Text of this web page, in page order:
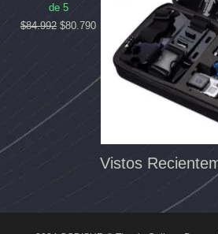
de 5
$84.992 $80.790
Vistos